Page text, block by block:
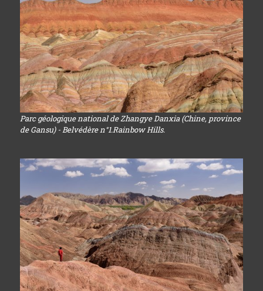
Parc géologique national de Zhangye Danxia (Chine, province
de Gansu) - Belvédère n°1.Rainbow Hills.